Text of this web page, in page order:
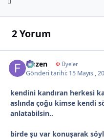
2 Yorum
frozen ΦÜyeler
Gönderi tarihi: 15 Mayıs ,
kendini kandıran herkesi
aslında çoğu kimse kendi
anlatabilsin..
birde şu var konuşarak